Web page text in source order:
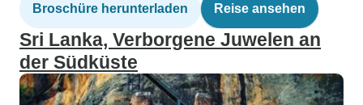
Broschüre herunterladen Reise ansehen
Sri Lanka, Verborgene Juwelen an
der Südküste